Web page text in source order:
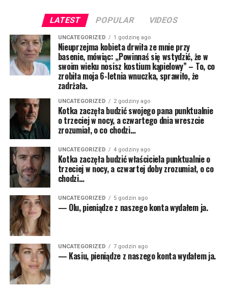
LATEST POPULAR VIDEOS
UNCATEGORIZED 1 godzinę ago
Nieuprzejma kobieta drwiła ze mnie przy
basenie, mówiąc: „Powinnaś się wstydzić, że w
swoim wieku nosisz kostium kąpielowy” – To, co
zrobiła moja 6-letnia wnuczka, sprawiło, że
zadrżała.
UNCATEGORIZED 2 godziny ago
Kotka zaczęła budzić swojego pana punktualnie
o trzeciej w nocy, a czwartego dnia wreszcie
zrozumiał, o co chodzi…
UNCATEGORIZED 4 godziny ago
Kotka zaczęła budzić właściciela punktualnie o
trzeciej w nocy, a czwartej doby zrozumiał, o co
chodzi…
UNCATEGORIZED 5 godzin ago
— Olu, pieniądze z naszego konta wydałem ja.
UNCATEGORIZED 7 godzin ago
— Kasiu, pieniądze z naszego konta wydałem ja.